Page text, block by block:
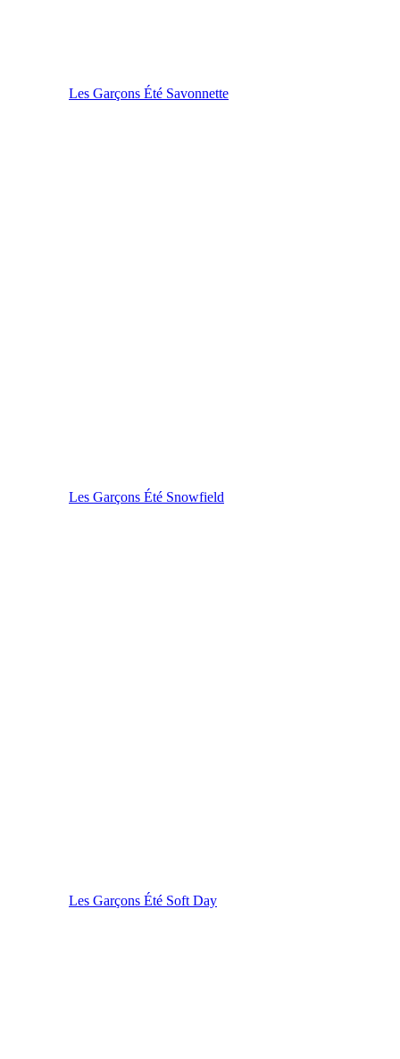
Les Garçons Été Savonnette
Les Garçons Été Snowfield
Les Garçons Été Soft Day